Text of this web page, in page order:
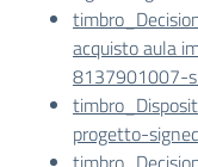
acquisto aula
8137901007-
progetto-